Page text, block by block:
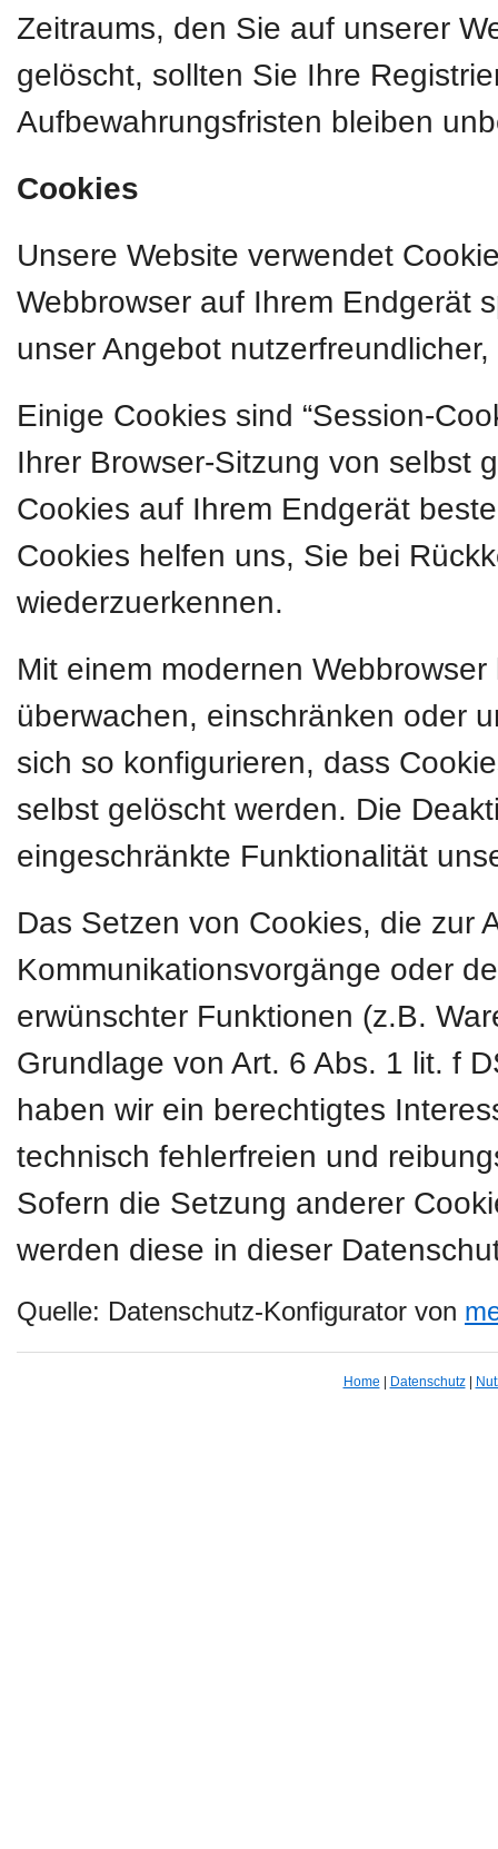
Zeitraums, den Sie auf unserer
gelöscht, sollten Sie Ihre
Aufbewahrungsfristen bleiben
Cookies
Unsere Website verwendet
Webbrowser auf Ihrem Endgerät
unser Angebot
Einige Cookies sind “Session-
Ihrer Browser-Sitzung von selbst
Cookies auf Ihrem Endgerät
Cookies helfen uns, Sie bei
wiederzuerkennen.
Mit einem modernen
überwachen, einschränken oder
sich so konfigurieren, dass
selbst gelöscht werden. Die
eingeschränkte Funktionalität
Das Setzen von Cookies, die zur
Kommunikationsvorgänge oder
erwünschter Funktionen (z.B.
Grundlage von Art. 6 Abs. 1 lit. f
haben wir ein berechtigtes
technisch fehlerfreien und
Sofern die Setzung anderer
werden diese in dieser
Quelle: Datenschutz-Konfigurator von
Home Datenschutz|